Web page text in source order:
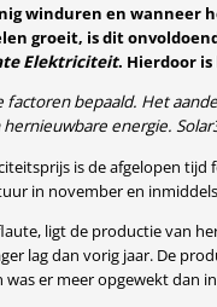
winduren en wanneer
groeit, is dit
Elektriciteit. Hierdoor
bepaald. Het
energie.
is de afgelopen
in november en
ligt de productie van
lag dan vorig jaar. De
er meer opgewekt dan